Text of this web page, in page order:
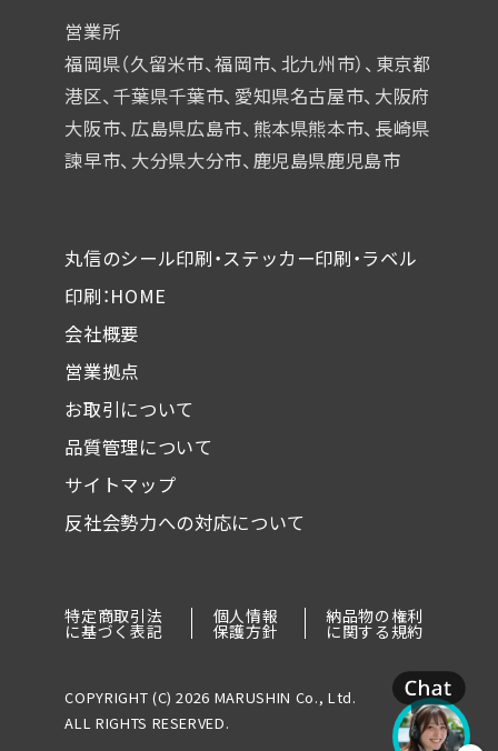
営業所
福岡県（久留米市、福岡市、北九州市）、東京都
港区、千葉県千葉市、 愛知県名古屋市、大阪府
大阪市、広島県広島市、熊本県熊本市、 長崎県
諫早市、大分県大分市、鹿児島県鹿児島市
丸信のシール印刷・ステッカー印刷・ラベル
印刷：HOME
会社概要
営業拠点
お取引について
品質管理について
サイトマップ
反社会勢力への対応について
特定商取引法
に基づく表記
個人情報
保護方針
納品物の権利
に関する規約
COPYRIGHT (C) 2026 MARUSHIN Co., Ltd.
ALL RIGHTS RESERVED.